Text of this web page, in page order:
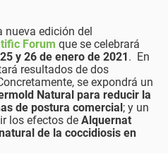
nueva edición del
Forum que se celebrará
y 26 de enero de 2021. En
resultados de dos
se expondrá un
Natural para reducir la
de postura comercial; y un
los efectos de Alquernat
de la coccidiosis en